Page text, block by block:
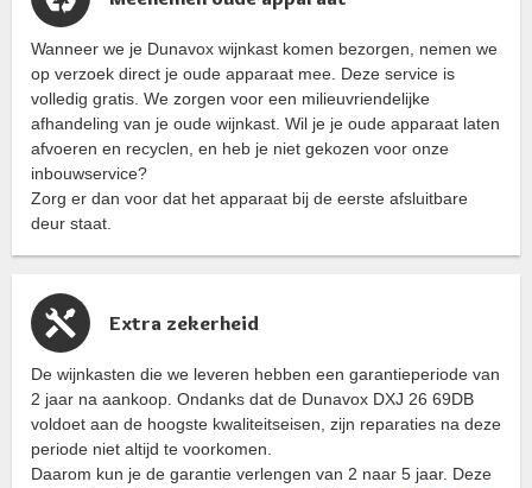
Wanneer we je Dunavox wijnkast komen bezorgen, nemen we
op verzoek direct je oude apparaat mee. Deze service is
volledig gratis. We zorgen voor een milieuvriendelijke
afhandeling van je oude wijnkast. Wil je je oude apparaat laten
afvoeren en recyclen, en heb je niet gekozen voor onze
inbouwservice?
Zorg er dan voor dat het apparaat bij de eerste afsluitbare
deur staat.
Extra zekerheid
De wijnkasten die we leveren hebben een garantieperiode van
2 jaar na aankoop. Ondanks dat de Dunavox DXJ 26 69DB
voldoet aan de hoogste kwaliteitseisen, zijn reparaties na deze
periode niet altijd te voorkomen.
Daarom kun je de garantie verlengen van 2 naar 5 jaar. Deze